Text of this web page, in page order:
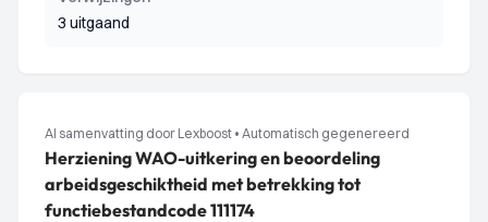
3 uitgaand
AI samenvatting door Lexboost • Automatisch gegenereerd
Herziening WAO-uitkering en beoordeling
arbeidsgeschiktheid met betrekking tot
functiebestandcode 111174